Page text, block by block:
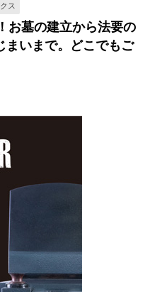
ス
お墓の建立から法要の
まいまで。どこでもご